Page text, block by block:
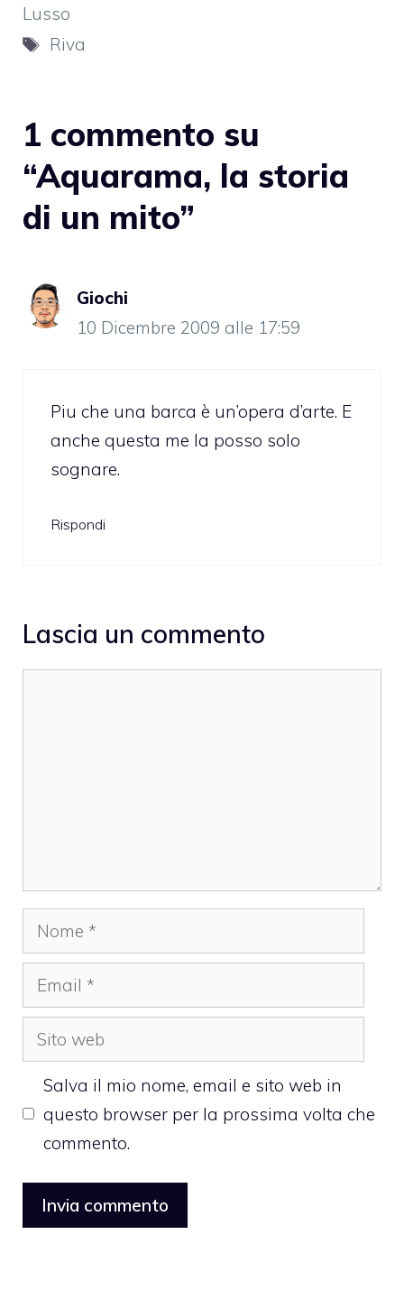
Lusso
Tag
Riva
1 commento su
“Aquarama, la storia
di un mito”
Giochi
10 Dicembre 2009 alle 17:59
Piu che una barca è un’opera d’arte. E
anche questa me la posso solo
sognare.
Rispondi
Lascia un commento
Nome
Email
Sito
web
Salva il mio nome, email e sito web in
questo browser per la prossima volta che
commento.